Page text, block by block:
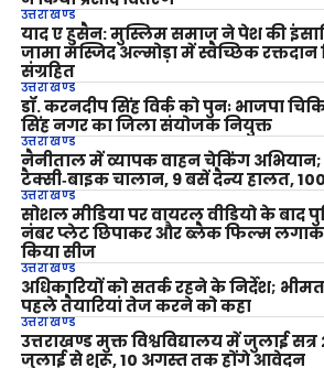
उत्तराखण्ड
याद ए हुसैन: मुस्लिम समाज ने पेश की
जामा मस्जिद अल्मोड़ा में स्वैच्छिक रक्तदान
संग्रहित
उत्तराखण्ड
डॉ. करनदीप सिंह विर्क को पुनः भाजपा
सिंह नगर का जिला संयोजक नियुक्त
उत्तराखण्ड
नैनीताल में व्यापक वाहन चेकिंग
टैक्सी‑बाइक चालान, 9 बसें दैन्य हालत,
उत्तराखण्ड
सोशल मीडिया पर वायरल वीडियो के बाद
नंबर प्लेट छिपाकर और ब्लैक फिल्म लगाकर
किया सीज
उत्तराखण्ड
अधिकारियों को सतर्क रहने के निर्देश;
पहले तैयारियां तेज करने को कहा
उत्तराखण्ड
उत्तराखण्ड मुक्त विश्वविद्यालय में जुलाई सत्र
जुलाई से शुरू, 10 अगस्त तक होंगे आवेदन